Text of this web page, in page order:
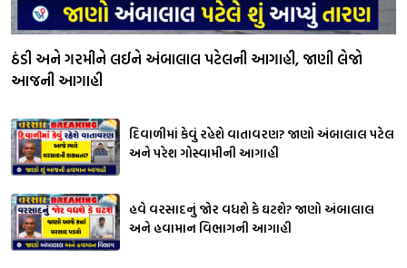
ઠંડી અને ગરમીને લઈને અંબાલાલ પટેલની આગાહી, જાણી લેજો
આજની આગાહી
દિવાળીમાં કેવું રહેશે વાતાવરણ? જાણો અંબાલાલ પટેલ
અને પરેશ ગોસ્વામીની આગાહી
હવે વરસાદનું જોર વધશે કે ઘટશે? જાણો અંબાલાલ
અને હવામાન વિભાગની આગાહી